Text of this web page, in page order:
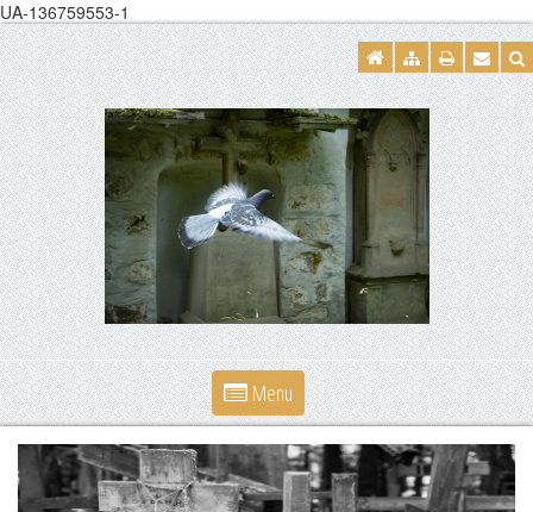
UA-136759553-1
Menu